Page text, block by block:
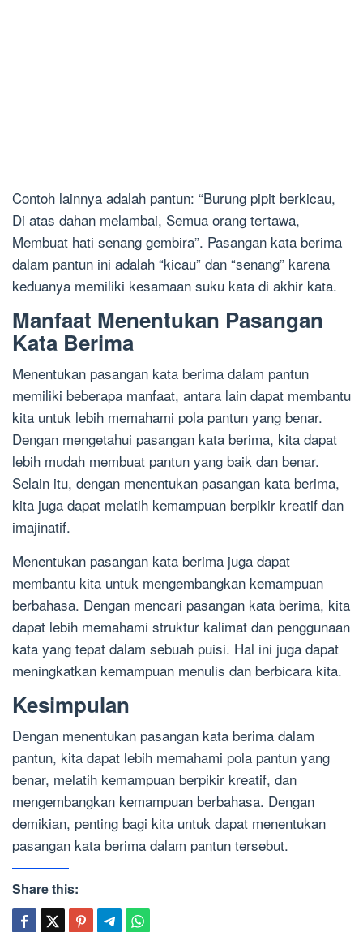
Contoh lainnya adalah pantun: “Burung pipit berkicau,
Di atas dahan melambai, Semua orang tertawa,
Membuat hati senang gembira”. Pasangan kata berima
dalam pantun ini adalah “kicau” dan “senang” karena
keduanya memiliki kesamaan suku kata di akhir kata.
Manfaat Menentukan Pasangan
Kata Berima
Menentukan pasangan kata berima dalam pantun
memiliki beberapa manfaat, antara lain dapat membantu
kita untuk lebih memahami pola pantun yang benar.
Dengan mengetahui pasangan kata berima, kita dapat
lebih mudah membuat pantun yang baik dan benar.
Selain itu, dengan menentukan pasangan kata berima,
kita juga dapat melatih kemampuan berpikir kreatif dan
imajinatif.
Menentukan pasangan kata berima juga dapat
membantu kita untuk mengembangkan kemampuan
berbahasa. Dengan mencari pasangan kata berima, kita
dapat lebih memahami struktur kalimat dan penggunaan
kata yang tepat dalam sebuah puisi. Hal ini juga dapat
meningkatkan kemampuan menulis dan berbicara kita.
Kesimpulan
Dengan menentukan pasangan kata berima dalam
pantun, kita dapat lebih memahami pola pantun yang
benar, melatih kemampuan berpikir kreatif, dan
mengembangkan kemampuan berbahasa. Dengan
demikian, penting bagi kita untuk dapat menentukan
pasangan kata berima dalam pantun tersebut.
Share this: